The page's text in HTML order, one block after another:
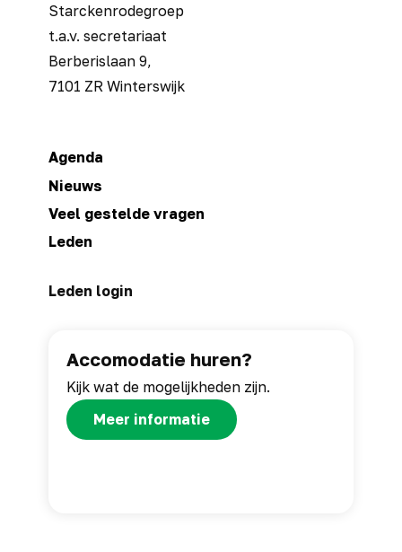
Starckenrodegroep
t.a.v. secretariaat
Berberislaan 9,
7101 ZR Winterswijk
Agenda
Nieuws
Veel gestelde vragen
Leden
Leden login
Accomodatie huren?
Kijk wat de mogelijkheden zijn.
Meer informatie